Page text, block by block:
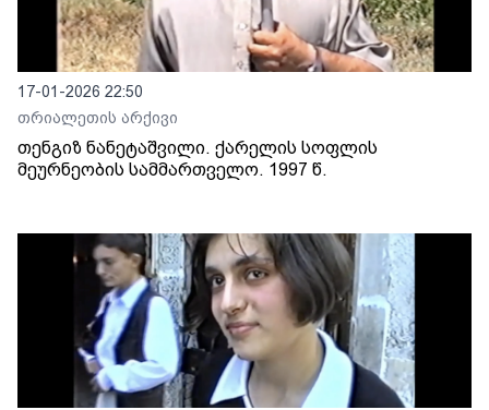
17-01-2026 22:50
თრიალეთის არქივი
თენგიზ ნანეტაშვილი. ქარელის სოფლის
მეურნეობის სამმართველო. 1997 წ.